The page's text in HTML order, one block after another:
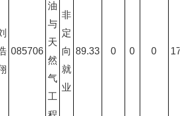
085706
油
与
天
然
气
工
非
定
向
就
业
89.33 0 0 0